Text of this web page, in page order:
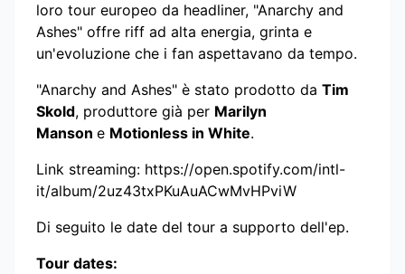
loro tour europeo da headliner, "Anarchy and
Ashes" offre riff ad alta energia, grinta e
un'evoluzione che i fan aspettavano da tempo.
"Anarchy and Ashes" è stato prodotto da Tim
Skold, produttore già per Marilyn
Manson e Motionless in White.
Link streaming: https://open.spotify.com/intl-
it/album/2uz43txPKuAuACwMvHPviW
Di seguito le date del tour a supporto dell'ep.
Tour dates: